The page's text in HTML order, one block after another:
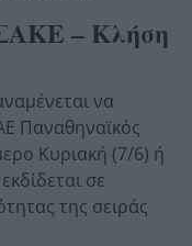
– Κλήση
να
Παναθηναϊκός
Κυριακή (7/6) ή
σε
της σειράς